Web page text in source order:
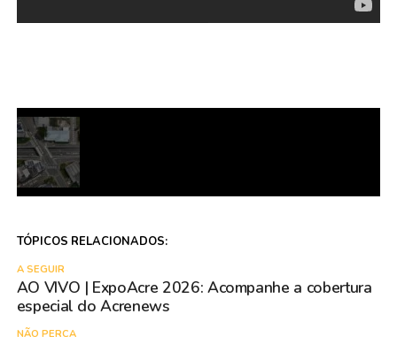
TÓPICOS RELACIONADOS:
A SEGUIR
AO VIVO | ExpoAcre 2026: Acompanhe a cobertura
especial do Acrenews
NÃO PERCA